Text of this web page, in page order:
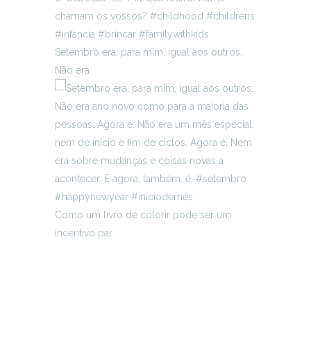
Setembro era, para mim, igual aos outros.
Não era
Como um livro de colorir pode ser um
incentivo par